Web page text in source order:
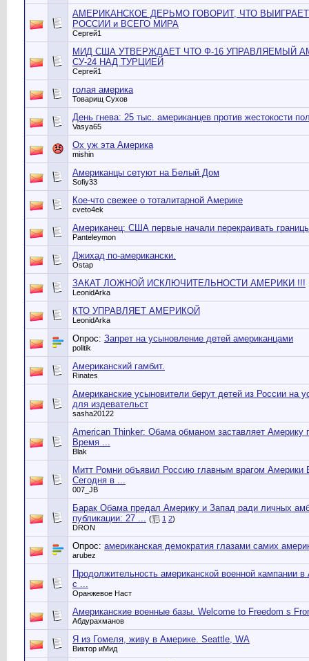
АМЕРИКАНСКОЕ ДЕРЬМО ГОВОРИТ, ЧТО
РОССИИ и ВСЕГО МИРА
Сергей1
МИД США УТВЕРЖДАЕТ ЧТО Ф-16 УПРАВЛЯЕМЫЙ
СУ-24 НАД ТУРЦИЕЙ
Сергей1
голая америка
Товарищ Сухов
День гнева: 25 тыс. американцев против жестокости
Vasya65
Ох уж эта Америка
mishin
Американцы сетуют на Белый Дом
Sofiy33
Кое-что свежее о тоталитарной Америке
cveto4ek
Американец: США первые начали перекраивать
Panteleymon
Джихад по-американски.
Ostap
ЗАКАТ ЛОЖНОЙ ИСКЛЮЧИТЕЛЬНОСТИ АМЕРИКИ !!!
LeonidArka
КТО УПРАВЛЯЕТ АМЕРИКОЙ
LeonidArka
Опрос: Запрет на усыновление детей американцами
politik
Американский гамбит.
Rinates
Американские усыновители берут детей из России на
для издевательст
sasha20122
American Thinker: Обама обманом заставляет Америку
Время ...
Blak
Митт Ромни объявил Россию главным врагом Америки
Сегодня в ...
007_JB
Барак Обама предал Америку и Запад ради личных
публикации: 27 ... ( 1 2)
DRON
Опрос: американская демократия глазами самих
arubez
Продолжительность американской военной кампании
с ...
Оранжевое Наст
Американские военные базы. Welcome to Freedom s
Абдурахманов
Я из Гомеля, живу в Америке. Seattle, WA
Виктор иМид